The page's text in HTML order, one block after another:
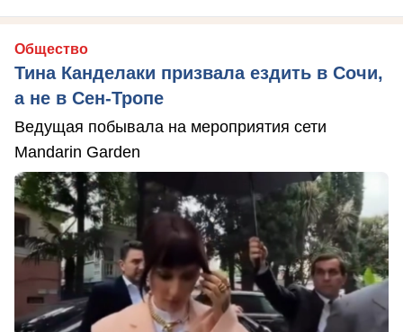
Общество
Тина Канделаки призвала ездить в Сочи,
а не в Сен-Тропе
Ведущая побывала на мероприятия сети
Mandarin Garden